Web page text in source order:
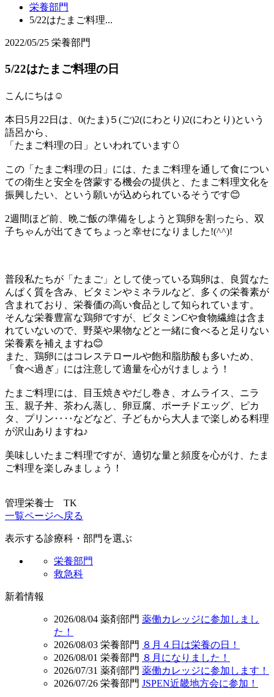
栄養部門
5/22はたまご料理...
2022/05/25 栄養部門
5/22はたまご料理の日
こんにちは☺
本日5月22日は、0(たま)５(ご)2(にわとり)2(にわとり)という
語呂から、
「たまご料理の日」といわれています🥚
この「たまご料理の日」には、たまご料理を通して食につい
ての衛生と安全を啓蒙する機会の提供と、たまご料理文化を
振興したい、という願いが込められているそうです😊
2週間ほど前、晩ご飯の準備をしようと鶏卵を割ったら、双
子ちゃんが出てきてちょっと幸せになりました!(^^)!
普段私たちが「たまご」として使っている鶏卵は、良質なた
んぱく質を含み、ビタミンやミネラルなど、多くの栄養素が
含まれており、栄養価の高い食品として知られています。
そんな栄養豊富な鶏卵ですが、ビタミンCや食物繊維は含ま
れていないので、野菜や果物などと一緒に食べると足りない
栄養素を補えますね😊
また、鶏卵にはコレステロールや飽和脂肪酸も多いため、
「食べ過ぎ」には注意して適量を心がけましょう！
たまご料理には、目玉焼きやだし巻き、オムライス、ニラ
玉、親子丼、茶わん蒸し、卵豆腐、ポーチドエッグ、ピカ
タ、プリン‥‥などなど、子どもから大人まで楽しめる料理
が沢山ありますね♪
美味しいたまご料理ですが、適切な量と頻度を心がけ、たま
ご料理を楽しみましょう！
管理栄養士 TK
一覧ページへ戻る
表示する診療科・部門を選ぶ
栄養部門
救急科
新着情報
2026/08/04 薬剤部門 薬働カレッジに参加しまし
た！
2026/08/03 栄養部門 ８月４日は栄養の日！
2026/08/01 栄養部門 ８月になりました！
2026/07/31 薬剤部門 薬働カレッジに参加します！
2026/07/26 栄養部門 JSPEN近畿地方会に参加！